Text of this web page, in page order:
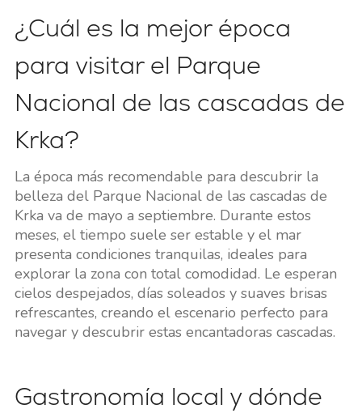
¿Cuál es la mejor época
para visitar el Parque
Nacional de las cascadas de
Krka?
La época más recomendable para descubrir la
belleza del Parque Nacional de las cascadas de
Krka va de mayo a septiembre. Durante estos
meses, el tiempo suele ser estable y el mar
presenta condiciones tranquilas, ideales para
explorar la zona con total comodidad. Le esperan
cielos despejados, días soleados y suaves brisas
refrescantes, creando el escenario perfecto para
navegar y descubrir estas encantadoras cascadas.
Gastronomía local y dónde